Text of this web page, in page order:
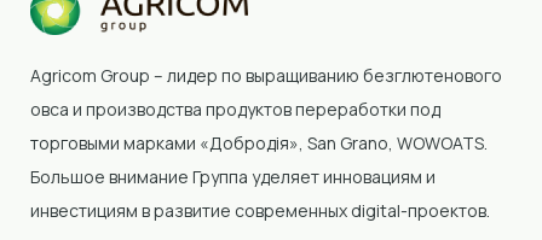
Agricom Group – лидер по выращиванию безглютенового
овса и производства продуктов переработки под
торговыми марками «Добродія» , San Grano, WOWOATS
Большое внимание Группа уделяет инновациям и
инвестициям в развитие современных digital-проектов.